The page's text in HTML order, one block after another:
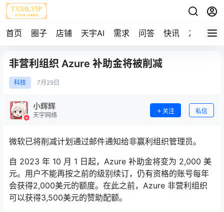
首页 圈子 店铺 天宇AI 需求 问答 快讯 友链
非营利组织 Azure 补助金将被削减
科技 7月 29日
小辉辉
天宇网络
关注 私信
微软已将削减计划通过邮件通知给非赢利组织管理员。
自 2023 年 10 月 1 日起，Azure 补助金将变为 2,000 美
元。用户不能再按之前的级别续订，仍有资格的账号每年
会获得2,000美元的额度。在此之前，Azure 非营利组织
可以获得3,500美元的赞助配额。